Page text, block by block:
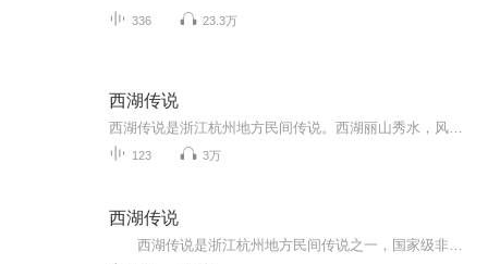
336 23.3万
西湖传说
123 3万
西湖传说